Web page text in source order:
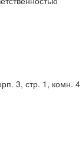
3, стр. 1, комн. 4